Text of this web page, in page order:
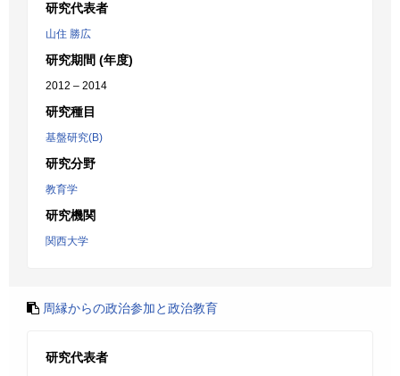
研究代表者
山住 勝広
研究期間 (年度)
2012 – 2014
研究種目
基盤研究(B)
研究分野
教育学
研究機関
関西大学
周縁からの政治参加と政治教育
研究代表者